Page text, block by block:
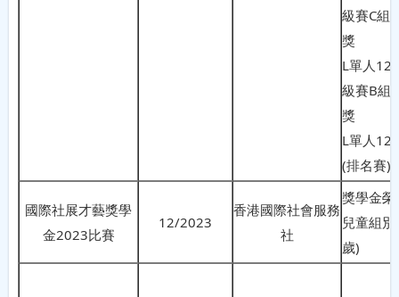
級賽C
獎
L單人12
級賽B
獎
L單人12
(排名賽)
國際社展才藝獎學
金2023比賽
12/2023
香港國際社會服務
社
獎學金
兒童組
歲)